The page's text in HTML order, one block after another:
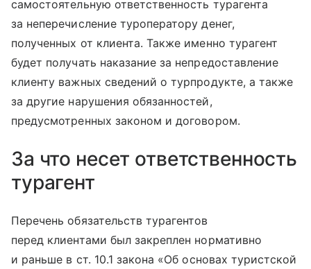
самостоятельную ответственность турагента
за неперечисление туроператору денег,
полученных от клиента. Также именно турагент
будет получать наказание за непредоставление
клиенту важных сведений о турпродукте, а также
за другие нарушения обязанностей,
предусмотренных законом и договором.
За что несет ответственность
турагент
Перечень обязательств турагентов
перед клиентами был закреплен нормативно
и раньше в ст. 10.1 закона «Об основах туристской